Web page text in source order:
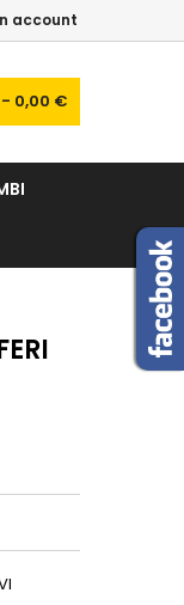
account
0,00 €